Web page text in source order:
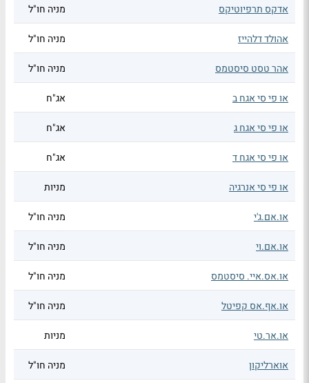
אדקס תרפיוטיקס מניה חו"ל
אהולד דלהייז מניה חו"ל
אהר טסט סיסטמס מניה חו"ל
או פי סי אגח ב אג"ח
או פי סי אגח ג אג"ח
או פי סי אגח ד אג"ח
או פי סי אנרגיה מניות
או.אם.ג'י מניה חו"ל
או.אם.וי מניה חו"ל
או.אס.איי. סיסטמס מניה חו"ל
או.אף.אס קפיטל מניה חו"ל
או.אר.טי מניות
אוארליקון מניה חו"ל